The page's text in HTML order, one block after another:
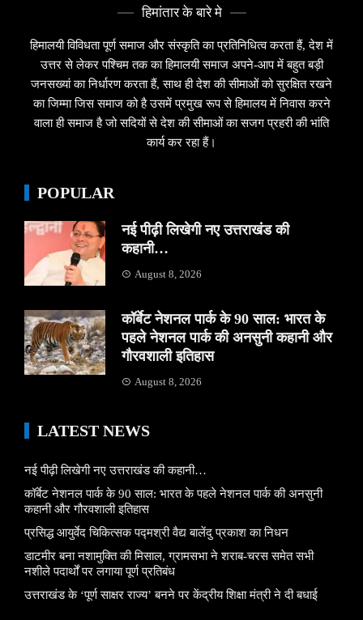
हिमांतार के बारे मे
हिमालयी विविधता पूर्ण समाज और संस्कृति का प्रतिनिधित्व करता हैं, देश में
उत्तर से लेकर पश्चिम तक का हिमालयी समाज अपने-आप में बहुत बड़ी
जनसख्यां का निर्धारण करता हैं, साथ ही देश की सीमाओं को सुरक्षित रखने
का जिम्मा जिस समाज को है उसमें प्रमुख रूप से हिमालय में निवास करने
वाला ही समाज है जो सदियों से देश की सीमाओं का सजग प्रहरी की भांति
कार्य कर रहा हैं।
POPULAR
नई पीढ़ी लिखेगी नए उत्तराखंड की
कहानी…
August 8, 2026
कॉर्बेट नेशनल पार्क के 90 साल: भारत के
पहले नेशनल पार्क की अनसुनी कहानी और
गौरवशाली इतिहास
August 8, 2026
LATEST NEWS
नई पीढ़ी लिखेगी नए उत्तराखंड की कहानी…
कॉर्बेट नेशनल पार्क के 90 साल: भारत के पहले नेशनल पार्क की अनसुनी
कहानी और गौरवशाली इतिहास
प्रसिद्ध आयुर्वेद चिकित्सक पद्मश्री वैद्य बालेंदु प्रकाश का निधन
डाटमीर बना नशामुक्ति की मिसाल, ग्रामसभा ने शराब-चरस समेत सभी
नशीले पदार्थों पर लगाया पूर्ण प्रतिबंध
उत्तराखंड के ‘पूर्ण साक्षर राज्य’ बनने पर केंद्रीय शिक्षा मंत्री ने दी बधाई